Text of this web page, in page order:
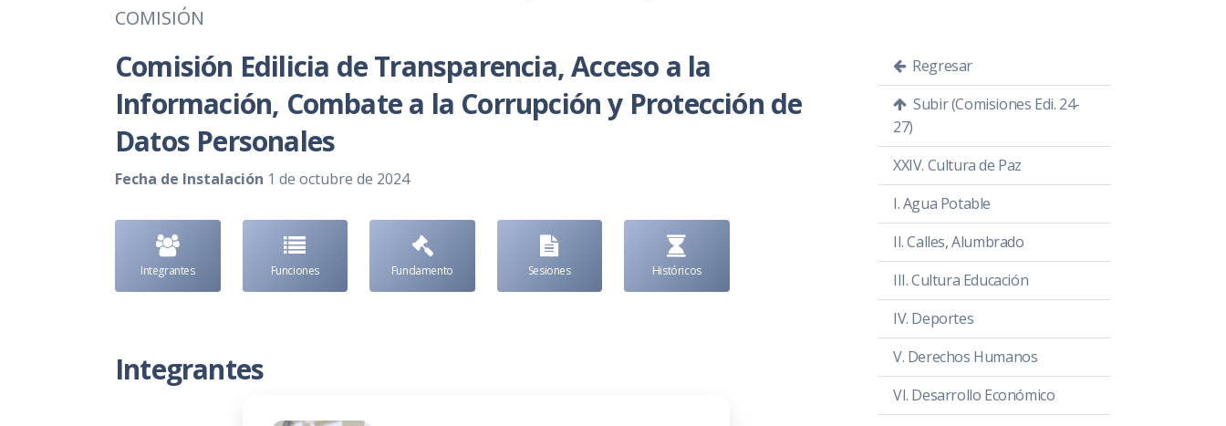
COMISIÓN
Comisión Edilicia de Transparencia, Acceso a la
Información, Combate a la Corrupción y Protección de
Datos Personales
Fecha de Instalación 1 de octubre de 2024
Integrantes Funciones Fundamento Sesiones Históricos
Integrantes
Regresar
Subir (Comisiones Edi. 24-
27)
XXIV. Cultura de Paz
I. Agua Potable
II. Calles, Alumbrado
III. Cultura Educación
IV. Deportes
V. Derechos Humanos
VI. Desarrollo Económico